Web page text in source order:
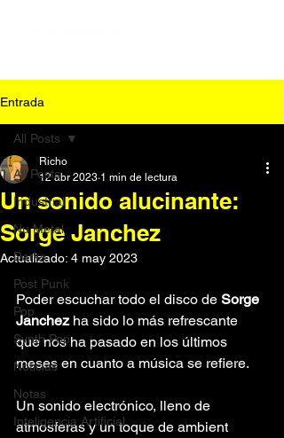
Entrada
All Posts
Industrial
Nu Metal
Darks
Post Punk
Pop
Synth Pop
Noticias
Notas
Inteligencia Artificial
All Posts
Un sonido alucinante:
Sorge Janchez
Richo
12 abr 2023 1 min de lectura
Actualizado: 4 may 2023
Poder escuchar todo el disco de Sorge
Janchez ha sido lo más refrescante
que nos ha pasado en los últimos
meses en cuanto a música se refiere.
Un sonido electrónico, lleno de
atmosferas y un toque de ambient